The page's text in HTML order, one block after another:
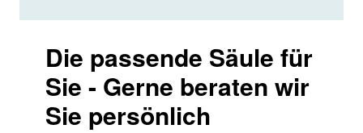
Die passende Säule für
Sie - Gerne beraten wir
Sie persönlich